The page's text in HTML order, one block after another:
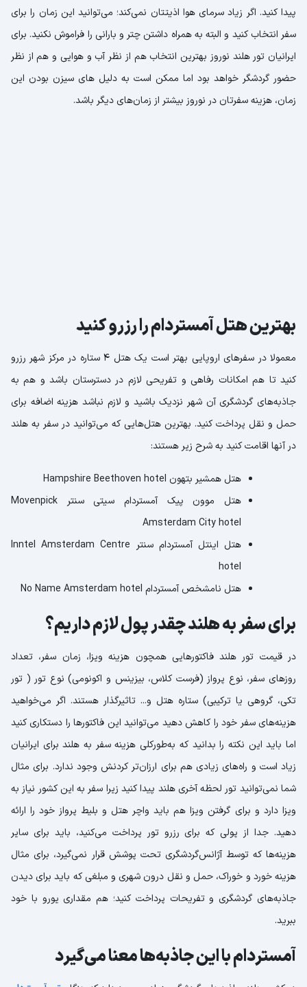
پیدا کنید. اگر زیاد سرمای هوا اذیتتان نمی‌کند؛ می‌توانید این زمان را برای
سفر انتخاب کنید و البته به همراه داشتن چتر و بارانی را فراموش نکنید. برای
ایرانیان تور هلند نوروز بهترین انتخاب هم از نظر آب و هوایی و هم از نظر
حضور گردشگر خواهد بود اما ممکن است به دلیل های سیزن بودن این
زمان، هزینه سفرتان در نوروز بیشتر از زمان‌های دیگر باشد.
بهترین هتل آمستردام را رزرو کنید
معمولا در سفرهای اروپایی بهتر است یک هتل 4 ستاره در مرکز شهر رزرو
کنید تا هم امکانات رفاهی و تفریحی لازم در دسترستان باشد و هم به
جاذبه‌های گردشگری آن شهر نزدیک باشید و لازم نباشد هزینه اضافه برای
حمل و نقل پرداخت کنید. بهترین هتل‌هایی که می‌توانید در سفر به هلند
در آنها اقامت کنید به شرح زیر هستند:
هتل همشیر بتهون Hampshire Beethoven hotel
هتل موون پیک آمستردام سیتی سنتر Movenpick
Amsterdam City hotel
هتل اینتل آمستردام سنتر Inntel Amsterdam Centre
hotel
هتل نامشخص آمستردام No Name Amsterdam hotel
برای سفر به هلند چقدر پول لازم داریم؟
در قیمت تور هلند فاکتورهایی همچون هزینه ویزا، زمان سفر، تعداد
روزهای سفر، نوع پرواز (فرست کلاس، بیزینس و اکونومی) نوع تور ( تور
تکی، گروهی یا ترکیبی) ستاره هتل و... تاثیرگذار هستند. اگر می‌خواهید
هزینه‌های سفر خود را کاهش دهید می‌توانید این فاکتورها را دستکاری کنید
اما باید این نکته را بدانید که به‌طورکلی هزینه‌ سفر به هلند برای ایرانیان
زیاد است و راه‌های زیادی هم برای ارزان‌تر کردنش وجود ندارد. برای مثال
شما نمی‌توانید تور لحظه آخری هلند پیدا کنید زیرا سفر به این کشور نیاز به
ویزا دارد و برای گرفتن ویزا هم باید واچر هتل و بلیط پرواز خود را ارائه
دهید. جدا از پولی که برای رزرو تور پرداخت می‌کنید، باید برای سایر
هزینه‌ها که توسط آژانس‌گردشگری تحت پوشش قرار نمی‌گیرد، برای مثال
هزینه خورد و خوراک، حمل و نقل درون شهری و مبلغی که باید برای دیدن
جاذبه‌های گردشگری و تفریحات پرداخت کنید؛ هم مقداری یورو با خود
ببرید.
آمستردام با این جاذبه‌ها معنا می‌گیرد